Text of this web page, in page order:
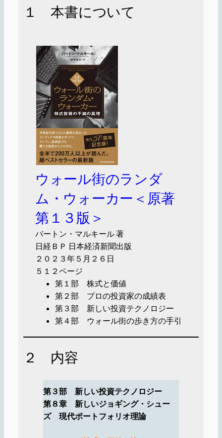
１ 本書について
ウォール街のランダ
ム・ウォーカー＜原著
第１３版＞
バートン・マルキール 著
日経ＢＰ 日本経済新聞出版
２０２３年５月２６日
５１２ページ
第１部 株式と価値
第２部 プロの投資家の成績表
第３部 新しい投資テクノロジー
第４部 ウォール街の歩き方の手引
２ 内容
第３部 新しい投資テクノロジー
第８章 新しいジョギング・シュー
ズ 現代ポートフォリオ理論